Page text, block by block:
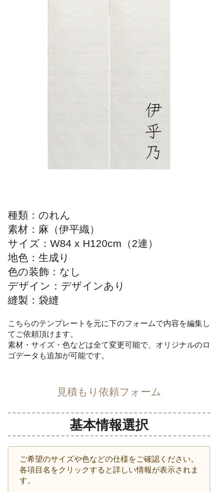
種類：のれん
素材：麻（伊平織）
サイズ：W84 x H120cm（2連）
地色：生成り
色の装飾：なし
デザイン：デザインあり
縫製：袋縫
こちらのテンプレートを元に下のフォームで内容を編集し
てご依頼頂けます。
素材・サイズ・色などは全て変更可能で、オリジナルのロ
ゴデータも追加が可能です。
見積もり依頼フォーム
基本情報選択
ご希望のサイズや色などの仕様をご確認ください。
各項目名をクリックすると詳しい情報が表示されま
す。